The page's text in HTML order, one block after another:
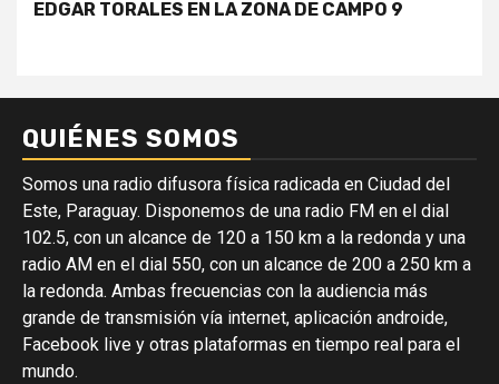
EDGAR TORALES EN LA ZONA DE CAMPO 9
QUIÉNES SOMOS
Somos una radio difusora física radicada en Ciudad del
Este, Paraguay. Disponemos de una radio FM en el dial
102.5, con un alcance de 120 a 150 km a la redonda y una
radio AM en el dial 550, con un alcance de 200 a 250 km a
la redonda. Ambas frecuencias con la audiencia más
grande de transmisión vía internet, aplicación androide,
Facebook live y otras plataformas en tiempo real para el
mundo.